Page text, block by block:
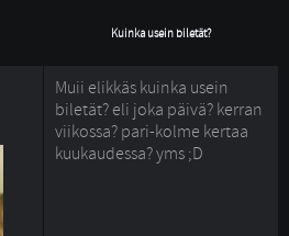
Kuinka usein biletät?
Muii elikkäs kuinka usein
biletät? eli joka päivä? kerran
viikossa? pari-kolme kertaa
kuukaudessa? yms ;D